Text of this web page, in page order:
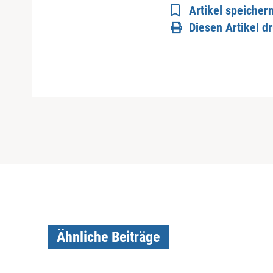
Artikel speichern
Diesen Artikel
Ähnliche Beiträge